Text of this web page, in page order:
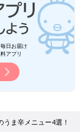
日お届け
アプリ
うま辛メニュー4選！